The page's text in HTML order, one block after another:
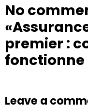
No
premier :
fonctionne
Leave a